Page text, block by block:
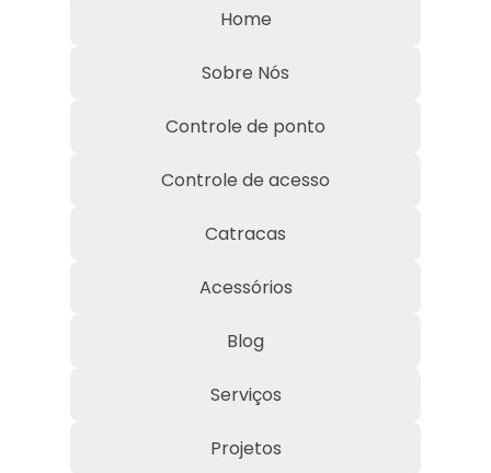
Home
Sobre Nós
Controle de ponto
Controle de acesso
Catracas
Acessórios
Blog
Serviços
Projetos